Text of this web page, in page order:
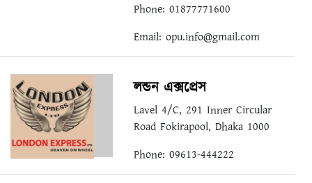
Phone: 01877771600
Email: opu.info@gmail.com
লন্ডন এক্সপ্রেস
Lavel 4/C, 291 Inner Circular
Road Fokirapool, Dhaka 1000
Phone: 09613-444222